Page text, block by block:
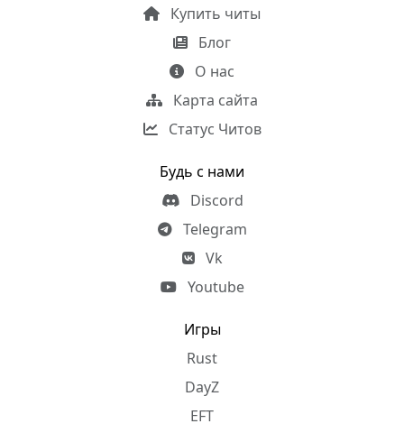
Купить читы
Блог
О нас
Карта сайта
Статус Читов
Будь с нами
Discord
Telegram
Vk
Youtube
Игры
Rust
DayZ
EFT